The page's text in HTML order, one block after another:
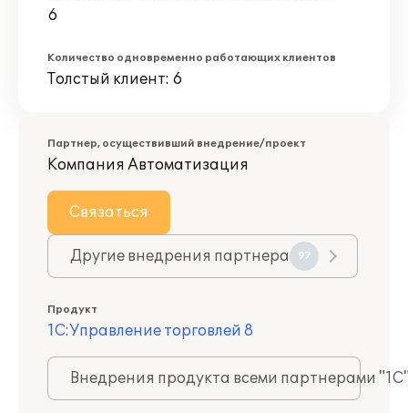
6
Количество одновременно работающих клиентов
Толстый клиент: 6
Партнер, осуществивший внедрение/проект
Компания Автоматизация
Связаться
Другие внедрения партнера 97
Продукт
1С:Управление торговлей 8
Внедрения продукта всеми партнерами